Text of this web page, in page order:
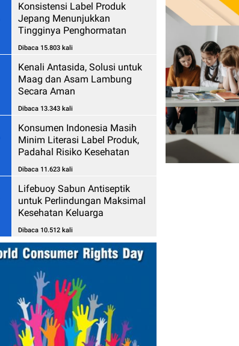
Konsistensi Label Produk
Jepang Menunjukkan
Tingginya Penghormatan
kepada Konsumen
Dibaca 15.803 kali
Kenali Antasida, Solusi untuk
Maag dan Asam Lambung
Secara Aman
Dibaca 13.343 kali
Konsumen Indonesia Masih
Minim Literasi Label Produk,
Padahal Risiko Kesehatan
Mengintai
Dibaca 11.623 kali
Lifebuoy Sabun Antiseptik
untuk Perlindungan Maksimal
Kesehatan Keluarga
Dibaca 10.512 kali